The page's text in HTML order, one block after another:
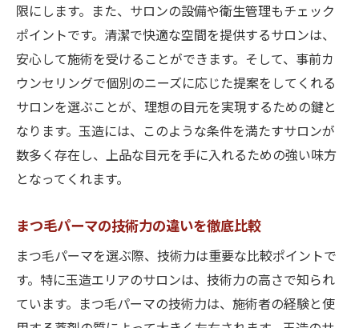
限にします。また、サロンの設備や衛生管理もチェック
ポイントです。清潔で快適な空間を提供するサロンは、
安心して施術を受けることができます。そして、事前カ
ウンセリングで個別のニーズに応じた提案をしてくれる
サロンを選ぶことが、理想の目元を実現するための鍵と
なります。玉造には、このような条件を満たすサロンが
数多く存在し、上品な目元を手に入れるための強い味方
となってくれます。
まつ毛パーマの技術力の違いを徹底比較
まつ毛パーマを選ぶ際、技術力は重要な比較ポイントで
す。特に玉造エリアのサロンは、技術力の高さで知られ
ています。まつ毛パーマの技術力は、施術者の経験と使